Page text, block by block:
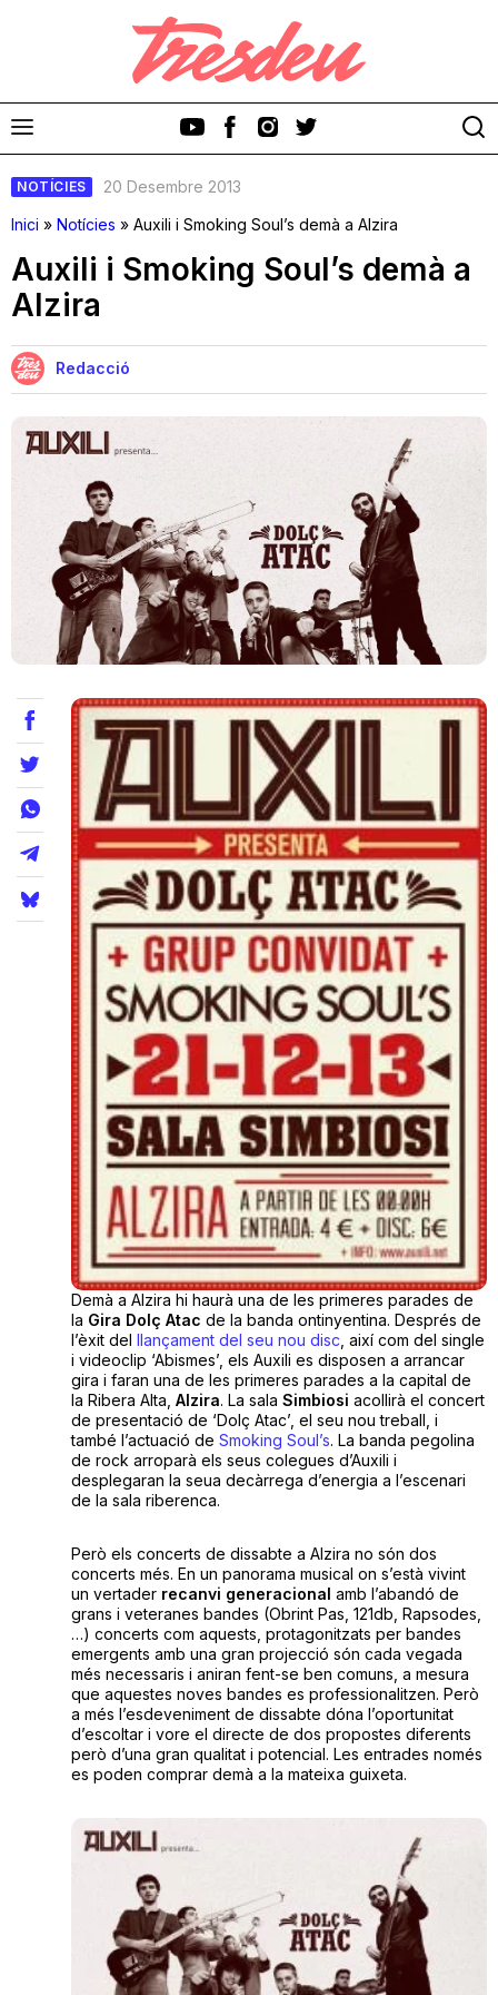
Cinema i Televisió
Teatre
Internet
Opinió
Llibres
La Llista
Llocs
NOTÍCIES
20 Desembre 2013
Inici » Notícies » Auxili i Smoking Soul’s demà a Alzira
Auxili i Smoking Soul’s demà a
Alzira
Redacció
Demà a Alzira hi haurà una de les primeres parades de
la Gira Dolç Atac de la banda ontinyentina. Després de
l’èxit del
llançament del seu nou disc, així com del single
i videoclip ‘Abismes’, els Auxili es disposen a arrancar
gira i faran una de les primeres parades a la capital de
la Ribera Alta, Alzira. La sala Simbiosi acollirà el concert
de presentació de ‘Dolç Atac’, el seu nou treball, i
també l’actuació de Smoking Soul’s. La banda pegolina
de rock arroparà els seus colegues d’Auxili i
desplegaran la seua decàrrega d’energia a l’escenari
de la sala riberenca.
Però els concerts de dissabte a Alzira no són dos
concerts més. En un panorama musical on s’està vivint
un vertader recanvi generacional amb l’abandó de
grans i veteranes bandes (Obrint Pas, 121db, Rapsodes,
…) concerts com aquests, protagonitzats per bandes
emergents amb una gran projecció són cada vegada
més necessaris i aniran fent-se ben comuns, a mesura
que aquestes noves bandes es professionalitzen. Però
a més l’esdeveniment de dissabte dóna l’oportunitat
d’escoltar i vore el directe de dos propostes diferents
però d’una gran qualitat i potencial. Les entrades només
es poden comprar demà a la mateixa guixeta.